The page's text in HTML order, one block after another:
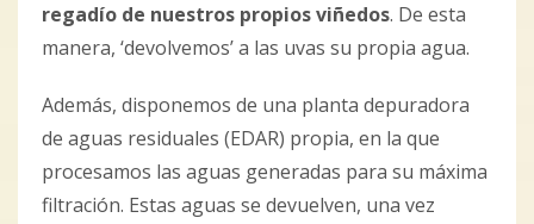
regadío de nuestros propios viñedos. De esta
manera, ‘devolvemos’ a las uvas su propia agua.
Además, disponemos de una planta depuradora
de aguas residuales (EDAR) propia, en la que
procesamos las aguas generadas para su máxima
filtración. Estas aguas se devuelven, una vez